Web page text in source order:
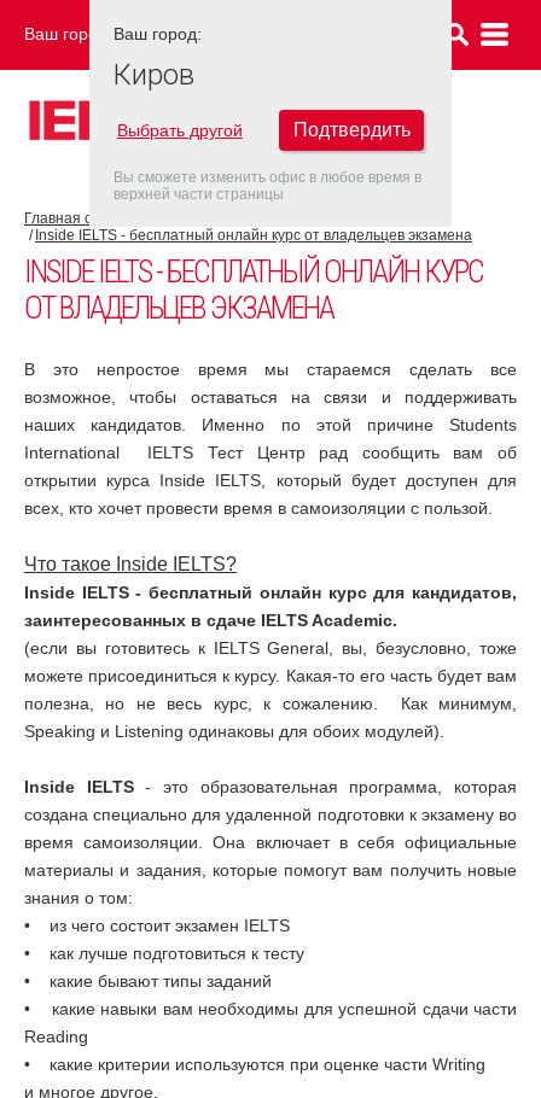
Ваш город: КИРОВ
Главная страница
Inside IELTS - бесплатный онлайн курс от владельцев экзамена
INSIDE IELTS - БЕСПЛАТНЫЙ ОНЛАЙН КУРС
ОТ ВЛАДЕЛЬЦЕВ ЭКЗАМЕНА
В это непростое время мы стараемся сделать все
возможное, чтобы оставаться на связи и поддерживать
наших кандидатов. Именно по этой причине Students
International IELTS Тест Центр рад сообщить вам об
открытии курса Inside IELTS, который будет доступен для
всех, кто хочет провести время в самоизоляции с пользой.
Что такое Inside IELTS?
Inside IELTS - бесплатный онлайн курс для кандидатов,
заинтересованных в сдаче IELTS Academic.
(если вы готовитесь к IELTS General, вы, безусловно, тоже
можете присоединиться к курсу. Какая-то его часть будет вам
полезна, но не весь курс, к сожалению. Как минимум,
Speaking и Listening одинаковы для обоих модулей).
Inside IELTS- это образовательная программа, которая
создана специально для удаленной подготовки к экзамену во
время самоизоляции. Она включает в себя официальные
материалы и задания, которые помогут вам получить новые
знания о том:
• из чего состоит экзамен IELTS
• как лучше подготовиться к тесту
• какие бывают типы заданий
• какие навыки вам необходимы для успешной сдачи части
Reading
• какие критерии используются при оценке части Writing
и многое другое.
Ваш город:
Киров
Выбрать другой Подтвердить
Вы сможете изменить офис в любое время в
верхней части страницы